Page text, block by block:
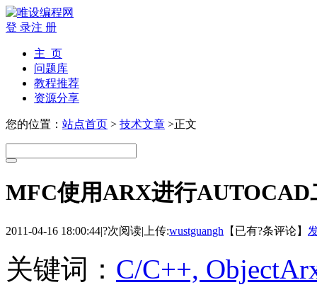
登 录注 册
主 页
问题库
教程推荐
资源分享
您的位置： 站点首页 > 技术文章 >正文
MFC使用ARX进行AUTOCAD
2011-04-16 18:00:44|?次阅读| 上传:wustguangh 【已有?条评论】
关键词： C/C++,